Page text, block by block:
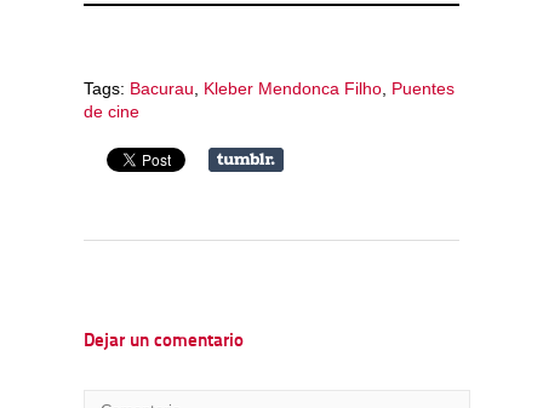
Tags: Bacurau, Kleber Mendonca Filho, Puentes
de cine
Dejar un comentario